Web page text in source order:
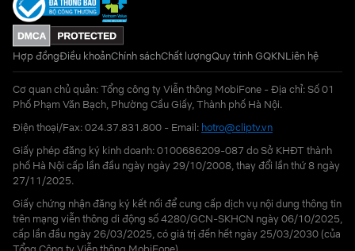
Hợp đồngĐiều khoảnChính sáchChất lượngQuy trình GQKNLiên hệ
Cơ quan chủ quản: Tổng công ty Viễn thông MobiFone - Địa chỉ: Số 01
Phố Phạm Văn Bạch, Phường Cầu Giấy, Thành phố Hà Nội.
Điện thoại/Fax: 024.37.831.800 - Email: hotro@cliptv.vn
Giấy phép đăng ký kinh doanh: 0100686209-087 do Sở KHĐT thành
phố Hà Nội cấp lần đầu ngày ngày 29/10/2008, thay đổi lần thứ 8 ngày
27/11/2025.
Giấy chứng nhận đăng ký kết nối để cung cấp dịch vụ nội dung thông tin
trên mạng viễn thông di động số 4280/GCN-SKHCN ngày 06/10/2025,
cấp lần đầu ngày 26/03/2025, có giá trị đến hết ngày 25/03/2030 (của